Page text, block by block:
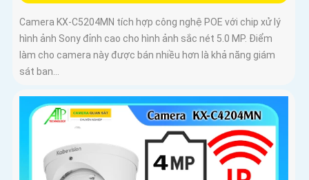
Camera KX-C5204MN tích hợp công nghệ POE với chip xử lý
hình ảnh Sony đỉnh cao cho hình ảnh sắc nét 5.0 MP. Điểm
làm cho camera này được bán nhiều hơn là khả năng giám
sát ban...